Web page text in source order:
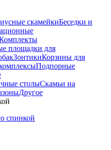
скамейкиБеседки и
площадки для
ЗонтикиКорзины для
Подпорные
столыСкамьи на
Другое